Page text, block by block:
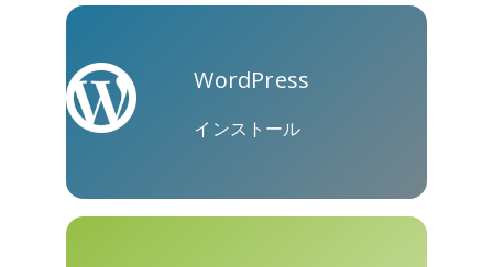
クーアッ
プ
Microsoft
Teams
WordPress
インストール